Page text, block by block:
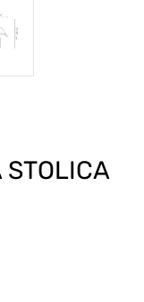
STOLICA